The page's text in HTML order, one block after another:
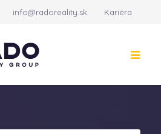
info@radoreality.sk Kariéra